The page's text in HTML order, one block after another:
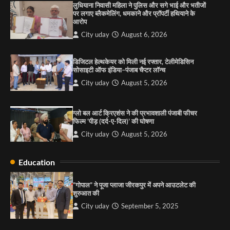
4
1
शुरुआत की
City uday September 5, 2025
2
कश्मीर तक किया आगाज़, राष्ट्रीय एकता को मिलेगा नया
आयाम
3
कार्यक्रम आयोजित
लुधियाना निवासी महिला ने पुलिस और सगे भाई और भतीजों
पर लगाए ब्लैकमेलिंग, धमकाने और प्रॉपर्टी हथियाने के
आरोप
City uday August 6, 2026
डिजिटल हेल्थकेयर को मिली नई रफ्तार, टेलीमेडिसिन
सोसाइटी ऑफ इंडिया–पंजाब चैप्टर लॉन्च
City uday August 5, 2026
ग्लो बल आर्ट क्रिएशंस ने की प्रभावशाली पंजाबी फीचर
फिल्म ‘पीड़ (दर्द-ए-दिल)’ की घोषणा
City uday August 5, 2026
Education
“गोपाल” ने पूजा प्लाजा जीरकपुर में अपने आउटलेट की
शुरुआत की
City uday September 5, 2025